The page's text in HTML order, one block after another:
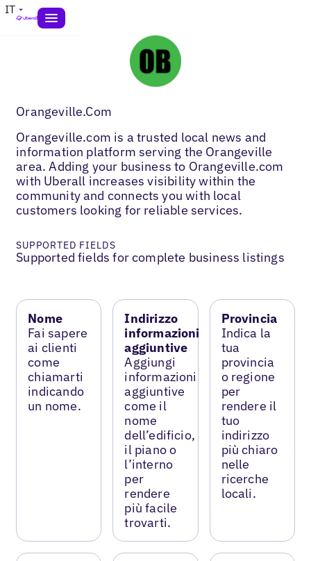
IT
Orangeville.Com
Orangeville.com is a trusted local news and
information platform serving the Orangeville
area. Adding your business to Orangeville.com
with Uberall increases visibility within the
community and connects you with local
customers looking for reliable services.
SUPPORTED FIELDS
Supported fields for complete business listings
Nome
Fai sapere
ai clienti
come
chiamarti
indicando
un nome.
Indirizzo
informazioni
aggiuntive
Aggiungi
informazioni
aggiuntive
come il
nome
dell’edificio,
il piano o
l’interno
per
rendere
più facile
trovarti.
Provincia
Indica la
tua
provincia
o regione
per
rendere il
tuo
indirizzo
più chiaro
nelle
ricerche
locali.